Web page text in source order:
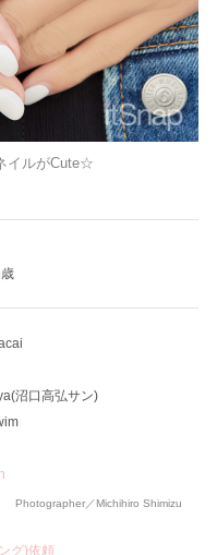
イルがCute☆
沼口高弘サン)
Photographer／Michihiro Shimizu
グ)依頼